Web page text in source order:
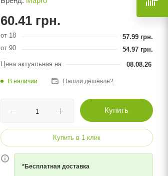
60.41 грн.
от 18 57.99 грн.
от 90
54.97 грн.
Цена актуальная на
08.08.26
В наличии Нашли дешевле?
Купить
Купить в 1 клик
*Бесплатная доставка